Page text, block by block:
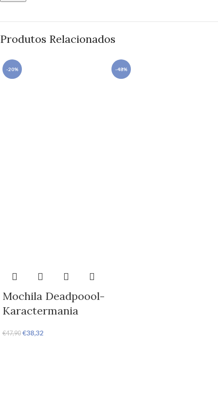
Produtos Relacionados
-20%
Mochila Deadpoool-
Karactermania
€47,90 €38,32
-48%